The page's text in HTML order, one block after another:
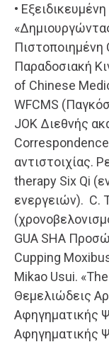
•
Παραδοσιακή
of Chinese
WFCMS
JOK Διεθνής
αντιστοιχίας.
therapy Six Qi
ενεργειών). C.
GUA SHA
Cupping
Mikao Usui.
Θεμελιώδεις
Αφηγηματικής
Αφηγηματικής